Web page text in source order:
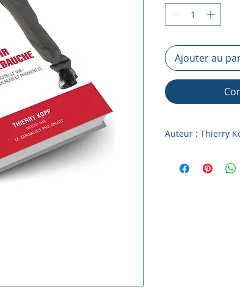
Ajouter au
Auteur : Thierry